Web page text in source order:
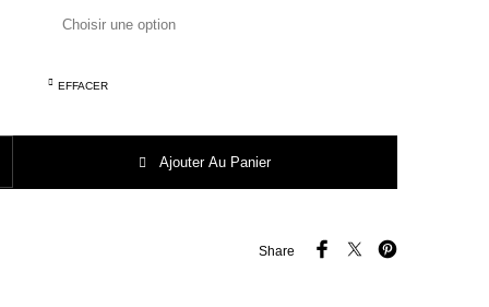
EFFACER
Ajouter Au Panier
Share